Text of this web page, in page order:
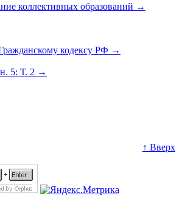
коллективных образований →
кодексу РФ →
5: Т. 2 →
↑ Вверх